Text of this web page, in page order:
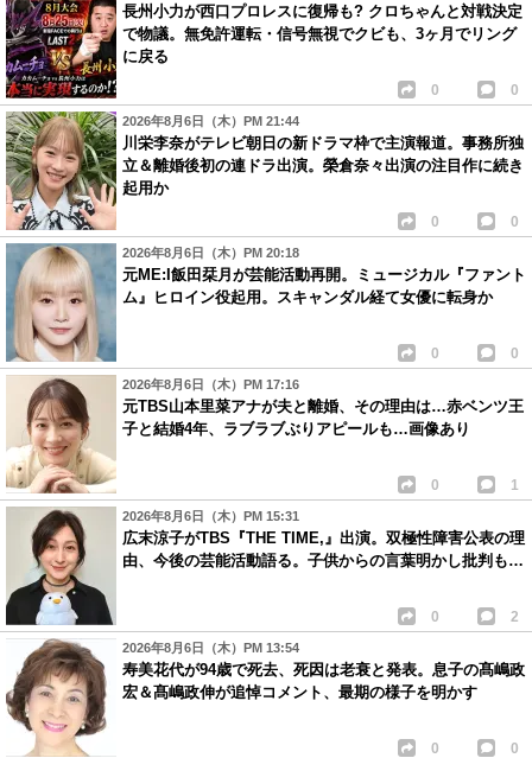
長州小力が西口プロレスに復帰も? クロちゃんと対戦決定
で物議。無免許運転・信号無視でクビも、3ヶ月でリング
に戻る
0 0
2026年8月6日（木）PM 21:44
川栄李奈がテレビ朝日の新ドラマ枠で主演報道。事務所独
立＆離婚後初の連ドラ出演。榮倉奈々出演の注目作に続き
起用か
0 0
2026年8月6日（木）PM 20:18
元ME:I飯田栞月が芸能活動再開。ミュージカル『ファント
ム』ヒロイン役起用。スキャンダル経て女優に転身か
0 0
2026年8月6日（木）PM 17:16
元TBS山本里菜アナが夫と離婚、その理由は…赤ベンツ王
子と結婚4年、ラブラブぶりアピールも…画像あり
0 1
2026年8月6日（木）PM 15:31
広末涼子がTBS『THE TIME,』出演。双極性障害公表の理
由、今後の芸能活動語る。子供からの言葉明かし批判も…
0 2
2026年8月6日（木）PM 13:54
寿美花代が94歳で死去、死因は老衰と発表。息子の髙嶋政
宏＆髙嶋政伸が追悼コメント、最期の様子を明かす
0 0